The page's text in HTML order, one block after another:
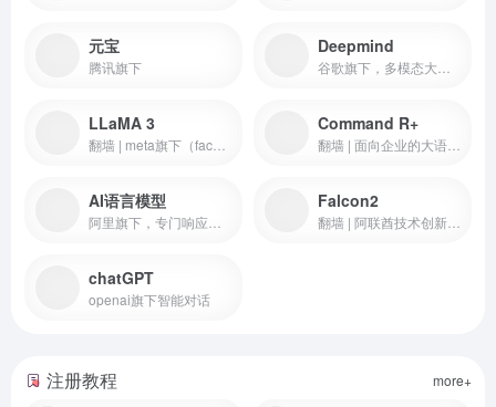
元宝
腾讯旗下
Deepmind
LLaMA 3 Command R+
AI语言模型 Falcon2
chatGPT
openai旗下智能对话
注册教程 more+